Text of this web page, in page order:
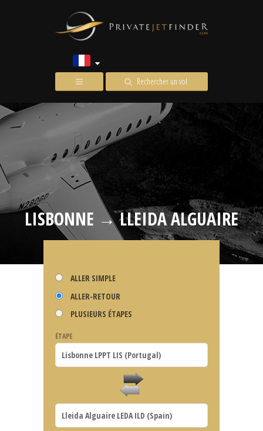
Rechercher un vol
LISBONNE → LLEIDA ALGUAIRE
ALLER SIMPLE
ALLER-RETOUR
PLUSIEURS ÉTAPES
ÉTAPE